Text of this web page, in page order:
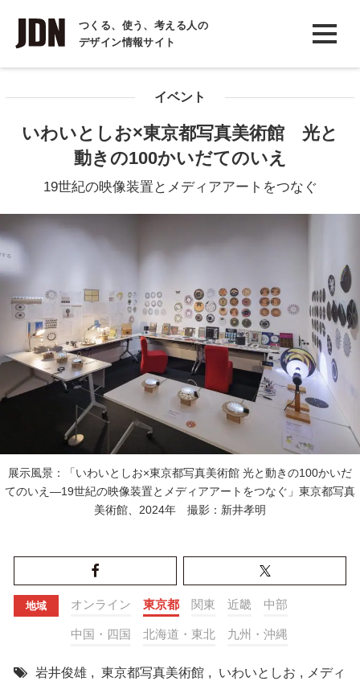
つくる、使う、考える人の
デザイン情報サイト
INTERVIEW
インタビュー
COLUMN
イベント
いわいとしお×東京都写真美術館 光と
動きの100かいだてのいえ
19世紀の映像装置とメディアアートをつなぐ
展示風景：「いわいとしお×東京都写真美術館 光と動きの100かいだ
てのいえ―19世紀の映像装置とメディアアートをつなぐ」東京都写真
美術館、2024年 撮影：新井孝明
地域 オンライン 東京都 関東 近畿 中部
中国・四国 北海道・東北 九州・沖縄
岩井俊雄 , 東京都写真美術館 , いわいとしお , メディ